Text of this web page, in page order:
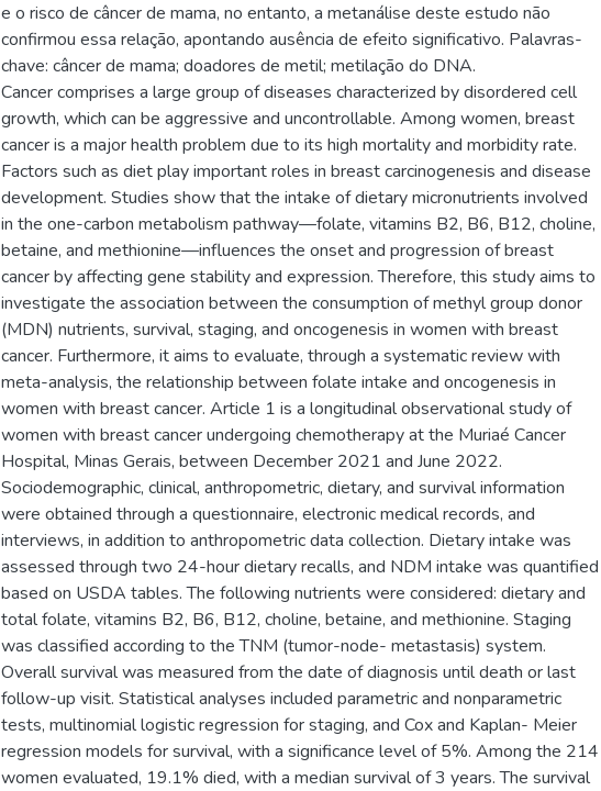
e o risco de câncer de mama, no entanto, a metanálise deste estudo não
confirmou essa relação, apontando ausência de efeito significativo. Palavras-
chave: câncer de mama; doadores de metil; metilação do DNA.
Cancer comprises a large group of diseases characterized by disordered cell
growth, which can be aggressive and uncontrollable. Among women, breast
cancer is a major health problem due to its high mortality and morbidity rate.
Factors such as diet play important roles in breast carcinogenesis and disease
development. Studies show that the intake of dietary micronutrients involved
in the one-carbon metabolism pathway—folate, vitamins B2, B6, B12, choline,
betaine, and methionine—influences the onset and progression of breast
cancer by affecting gene stability and expression. Therefore, this study aims to
investigate the association between the consumption of methyl group donor
(MDN) nutrients, survival, staging, and oncogenesis in women with breast
cancer. Furthermore, it aims to evaluate, through a systematic review with
meta-analysis, the relationship between folate intake and oncogenesis in
women with breast cancer. Article 1 is a longitudinal observational study of
women with breast cancer undergoing chemotherapy at the Muriaé Cancer
Hospital, Minas Gerais, between December 2021 and June 2022.
Sociodemographic, clinical, anthropometric, dietary, and survival information
were obtained through a questionnaire, electronic medical records, and
interviews, in addition to anthropometric data collection. Dietary intake was
assessed through two 24-hour dietary recalls, and NDM intake was quantified
based on USDA tables. The following nutrients were considered: dietary and
total folate, vitamins B2, B6, B12, choline, betaine, and methionine. Staging
was classified according to the TNM (tumor-node- metastasis) system.
Overall survival was measured from the date of diagnosis until death or last
follow-up visit. Statistical analyses included parametric and nonparametric
tests, multinomial logistic regression for staging, and Cox and Kaplan- Meier
regression models for survival, with a significance level of 5%. Among the 214
women evaluated, 19.1% died, with a median survival of 3 years. The survival